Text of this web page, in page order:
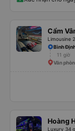
có bánh nước, khăn
Cẩm
Limousine
Bình
11 giờ
Văn
Hoàng
Luxury 34